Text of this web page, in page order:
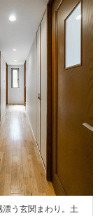
う玄関まわり。土